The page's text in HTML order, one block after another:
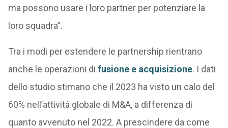
ma possono usare i loro partner per potenziare la
loro squadra”.
Tra i modi per estendere le partnership rientrano
anche le operazioni di fusione e acquisizione. I dati
dello studio stimano che il 2023 ha visto un calo del
60% nell’attività globale di M&A, a differenza di
quanto avvenuto nel 2022. A prescindere da come